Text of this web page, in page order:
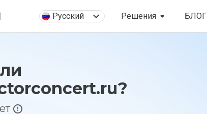
Русский Решения БЛОГ